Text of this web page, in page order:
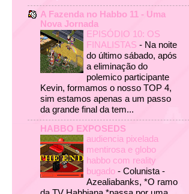
A Fazenda no Habbo 11 - Uma
Nova Jornada
EPISÓDIO 10: OS
FINALISTAS - Na noite
do último sábado, após
a eliminação do
polemico participante
Kevin, formamos o nosso TOP 4,
sim estamos apenas a um passo
da grande final da tem...
HABBO EXPOSEDS
audiencia pixelada
mentirosa e globo
habbo com reality
bugado - Colunista -
Azealiabanks, *O ramo